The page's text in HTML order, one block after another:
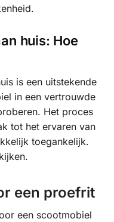
huis: Hoe
is een uitstekende
in een vertrouwde
Het proces
tot het ervaren van
toegankelijk.
een proefrit
een scootmobiel